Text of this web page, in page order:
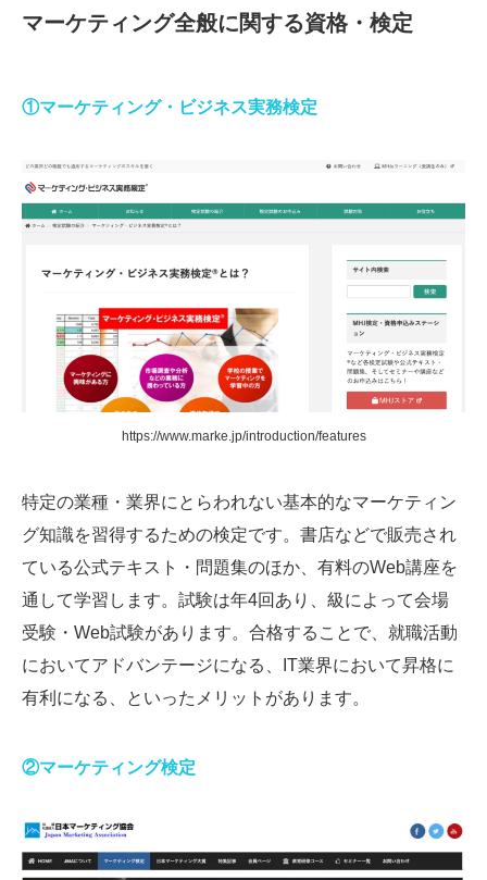
マーケティング全般に関する資格・検定
①マーケティング・ビジネス実務検定
https://www.marke.jp/introduction/features
特定の業種・業界にとらわれない基本的なマーケティン
グ知識を習得するための検定です。書店などで販売され
ている公式テキスト・問題集のほか、有料のWeb講座を
通して学習します。試験は年4回あり、級によって会場
受験・Web試験があります。合格することで、就職活動
においてアドバンテージになる、IT業界において昇格に
有利になる、といったメリットがあります。
②マーケティング検定